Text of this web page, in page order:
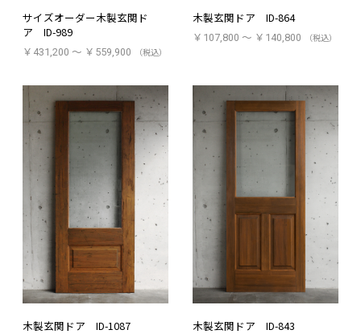
サイズオーダー木製玄関ド
ア ID-989
￥431,200 ～ ￥559,900 （税込）
木製玄関ドア ID-864
￥107,800 ～ ￥140,800 （税込）
木製玄関ドア ID-1087 木製玄関ドア ID-843